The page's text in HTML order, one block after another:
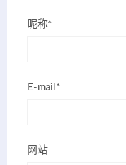
昵称*
E-mail*
网站